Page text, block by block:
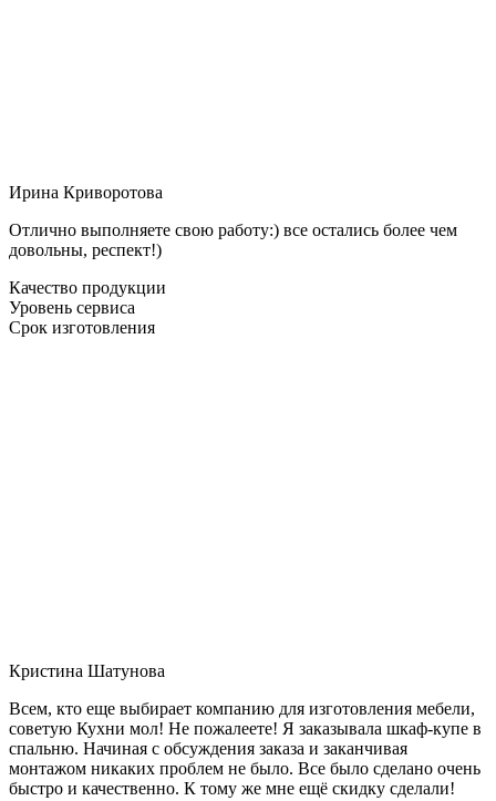
Ирина Криворотова
Отлично выполняете свою работу:) все остались более чем
довольны, респект!)
Качество продукции
Уровень сервиса
Срок изготовления
Кристина Шатунова
Всем, кто еще выбирает компанию для изготовления мебели,
советую Кухни мол! Не пожалеете! Я заказывала шкаф-купе в
спальню. Начиная с обсуждения заказа и заканчивая
монтажом никаких проблем не было. Все было сделано очень
быстро и качественно. К тому же мне ещё скидку сделали!